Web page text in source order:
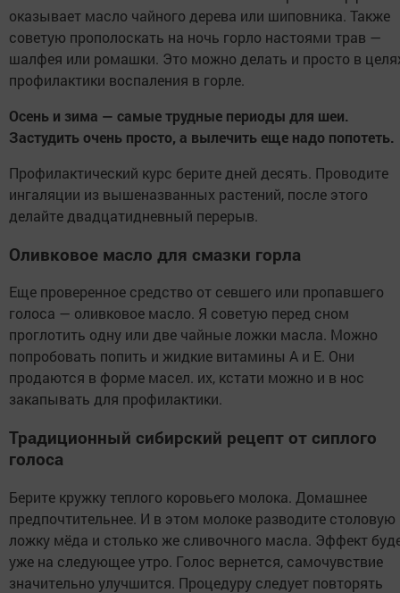
оказывает масло чайного дерева или шиповника. Также
советую прополоскать на ночь горло настоями трав —
шалфея или ромашки. Это можно делать и просто в
профилактики воспаления в горле.
Осень и зима — самые трудные периоды для шеи.
Застудить очень просто, а вылечить еще надо попотеть.
Профилактический курс берите дней десять. Проводите
ингаляции из вышеназванных растений, после этого
делайте двадцатидневный перерыв.
Оливковое масло для смазки горла
Еще проверенное средство от севшего или пропавшего
голоса — оливковое масло. Я советую перед сном
проглотить одну или две чайные ложки масла. Можно
попробовать попить и жидкие витамины А и E. Они
продаются в форме масел. их, кстати можно и в нос
закапывать для профилактики.
Традиционный сибирский рецепт от сиплого
голоса
Берите кружку теплого коровьего молока. Домашнее
предпочтительнее. И в этом молоке разводите столовую
ложку мёда и столько же сливочного масла. Эффект
уже на следующее утро. Голос вернется, самочувствие
значительно улучшится. Процедуру следует повторять